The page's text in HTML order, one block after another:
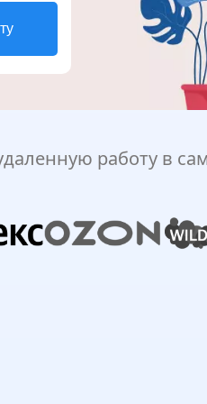
работу в